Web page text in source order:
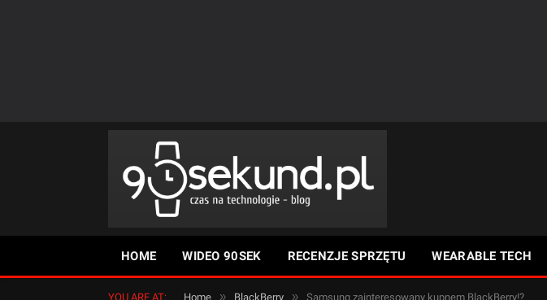
HOME WIDEO 90SEK RECENZJE SPRZĘTU WEARABLE TECH
YOU ARE AT: Home » BlackBerry » Samsung zainteresowany kupnem BlackBerry!?